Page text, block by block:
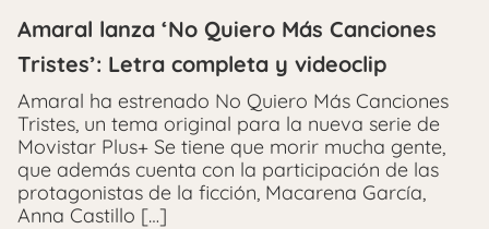
Amaral lanza ‘No Quiero Más Canciones
Tristes’: Letra completa y videoclip
Amaral ha estrenado No Quiero Más Canciones
Tristes, un tema original para la nueva serie de
Movistar Plus+ Se tiene que morir mucha gente,
que además cuenta con la participación de las
protagonistas de la ficción, Macarena García,
Anna Castillo […]